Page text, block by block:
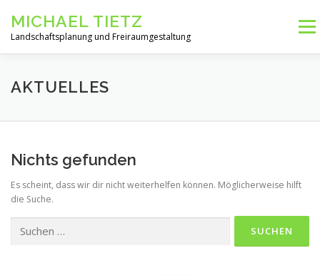
Inhalt
springen
MICHAEL TIETZ
Landschaftsplanung und Freiraumgestaltung
Menü
MEINE PERSON
AKTUELLES
Nichts gefunden
Es scheint, dass wir dir nicht weiterhelfen können. Möglicherweise hilft
die Suche.
nach: